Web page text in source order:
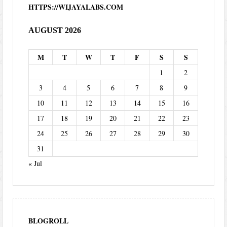
HTTPS://WIJAYALABS.COM
AUGUST 2026
M T W T F S S
1
2
3
4 5 6 7 8
9
10
11 12 13 14 15
16
17
18 19 20 21 22
23
24
25 26 27 28 29
30
31
« Jul
BLOGROLL